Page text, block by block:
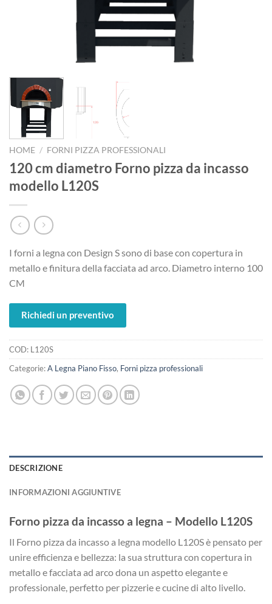
HOME / FORNI PIZZA PROFESSIONALI
120 cm diametro Forno pizza da incasso
modello L120S
I forni a legna con Design S sono di base con copertura in
metallo e finitura della facciata ad arco. Diametro interno 100
CM
Richiedi un preventivo
COD: L120S
Categorie:A Legna Piano Fisso, Forni pizza professionali
DESCRIZIONE
INFORMAZIONI AGGIUNTIVE
Forno pizza da incasso a legna – Modello L120S
Il Forno pizza da incasso a legna modello L120S è pensato per
unire efficienza e bellezza: la sua struttura con copertura in
metallo e facciata ad arco dona un aspetto elegante e
professionale, perfetto per pizzerie e cucine di alto livello.